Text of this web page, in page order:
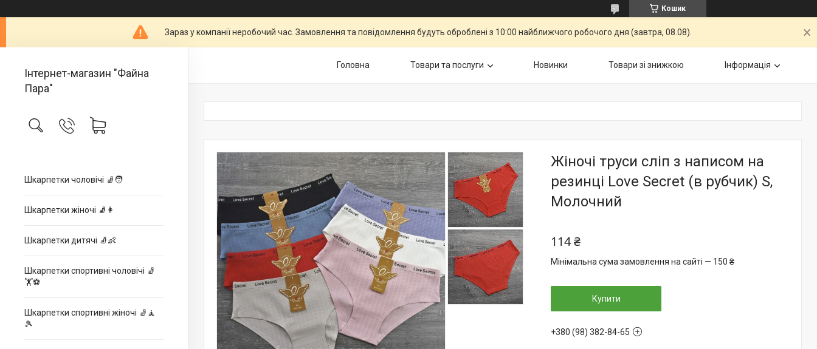
Кошик
Зараз у компанії неробочий час. Замовлення та повідомлення будуть оброблені з 10:00 найближчого робочого дня (завтра, 08.08).
Інтернет-магазин "Файна
Пара"
Шкарпетки чоловічі 🧦🧑
Шкарпетки жіночі 🧦👩
Шкарпетки дитячі 🧦👶
Шкарпетки спортивні чоловічі 🧦
🏋⚽
Шкарпетки спортивні жіночі 🧦🧘
🎾
Головна Товари та послуги Новинки Товари зі знижкою Інформація
Жіночі труси сліп з написом на
резинці Love Secret (в рубчик) S,
Молочний
114 ₴
Мінімальна сума замовлення на сайті — 150 ₴
Купити
+380 (98) 382-84-65